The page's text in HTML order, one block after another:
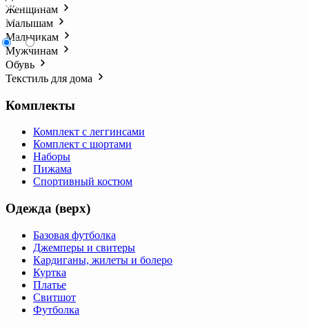
₸ ₺l
Женщинам
Малышам
Мальчикам
Мужчинам
Обувь
Текстиль для дома
Комплекты
Комплект с леггинсами
Комплект с шортами
Наборы
Пижама
Спортивный костюм
Одежда (верх)
Базовая футболка
Джемперы и свитеры
Кардиганы, жилеты и болеро
Куртка
Платье
Свитшот
Футболка